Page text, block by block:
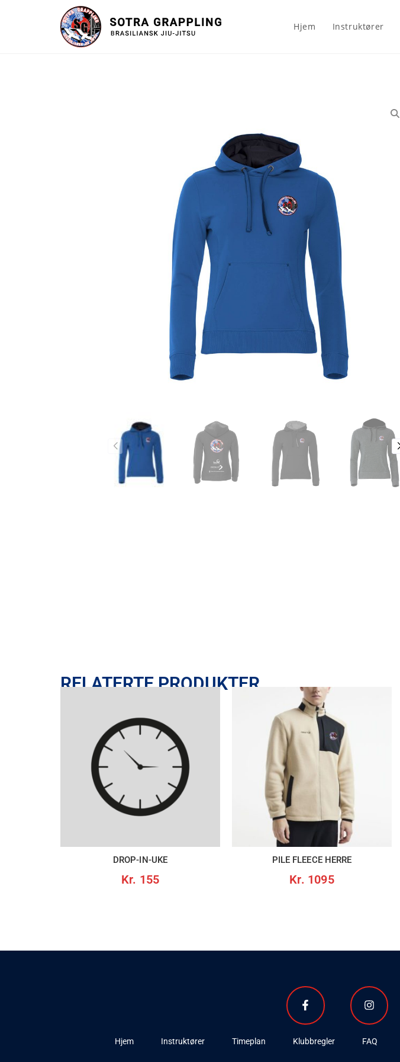
Hjem Instruktører
RELATERTE PRODUKTER
DROP-IN-UKE
Kr. 155
PILE FLEECE HERRE
Kr. 1095
Hjem Instruktører Timeplan Klubbregler FAQ